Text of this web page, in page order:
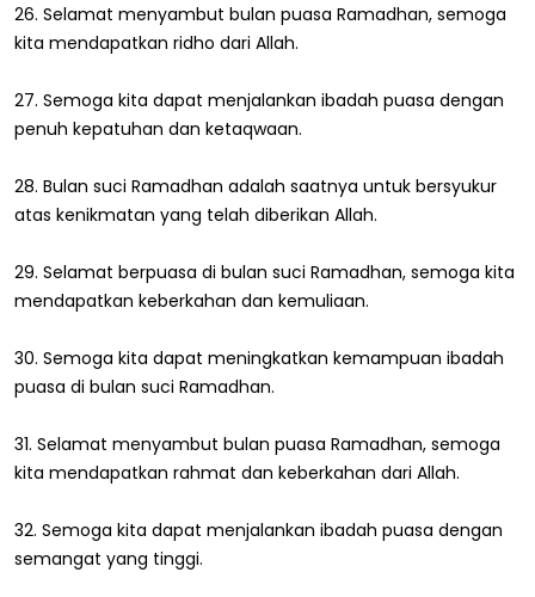
26. Selamat menyambut bulan puasa Ramadhan, semoga
kita mendapatkan ridho dari Allah.
27. Semoga kita dapat menjalankan ibadah puasa dengan
penuh kepatuhan dan ketaqwaan.
28. Bulan suci Ramadhan adalah saatnya untuk bersyukur
atas kenikmatan yang telah diberikan Allah.
29. Selamat berpuasa di bulan suci Ramadhan, semoga kita
mendapatkan keberkahan dan kemuliaan.
30. Semoga kita dapat meningkatkan kemampuan ibadah
puasa di bulan suci Ramadhan.
31. Selamat menyambut bulan puasa Ramadhan, semoga
kita mendapatkan rahmat dan keberkahan dari Allah.
32. Semoga kita dapat menjalankan ibadah puasa dengan
semangat yang tinggi.